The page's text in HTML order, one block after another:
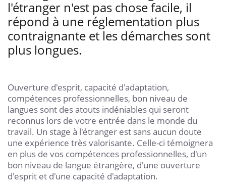
l'étranger n'est pas chose facile, il
répond à une réglementation plus
contraignante et les démarches sont
plus longues.
Ouverture d'esprit, capacité d'adaptation,
compétences professionnelles, bon niveau de
langues sont des atouts indéniables qui seront
reconnus lors de votre entrée dans le monde du
travail. Un stage à l'étranger est sans aucun doute
une expérience très valorisante. Celle-ci témoignera
en plus de vos compétences professionnelles, d'un
bon niveau de langue étrangère, d'une ouverture
d'esprit et d'une capacité d'adaptation.